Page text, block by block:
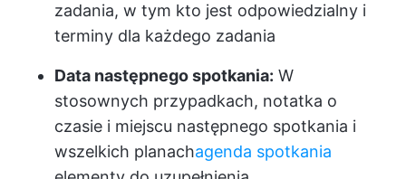
zadania, w tym kto jest odpowiedzialny i
terminy dla każdego zadania
Data następnego spotkania: W
stosownych przypadkach, notatka o
czasie i miejscu następnego spotkania i
wszelkich planachagenda spotkania